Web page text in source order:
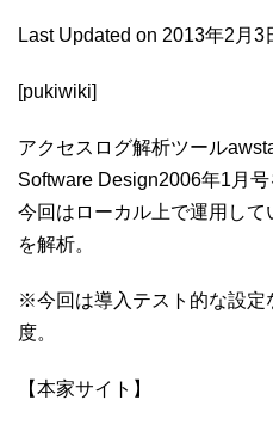
Last Updated on 2013年2月3
[pukiwiki]
アクセスログ解析ツール
Software Design2006年1月号
今回はローカル上で運用し
を解析。
※今回は導入テスト的な設定
度。
【本家サイト】